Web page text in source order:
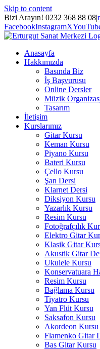
Skip to content
Bizi Arayın! 0232 368 88 08|
FacebookInstagramX
Anasayfa
Hakkımızda
Basında Biz
İş Başvurusu
Online Dersler
Müzik
Tasarım
İletişim
Kurslarımız
Gitar Kursu
Keman Kursu
Piyano Kursu
Bateri Kursu
Çello Kursu
Şan Dersi
Klarnet Dersi
Diksiyon Kursu
Yazarlık Kursu
Resim Kursu
Fotoğrafçılık
Elektro Gitar
Klasik Gitar
Akustik Gitar
Ukulele Kursu
Konservatuara
Resim Kursu
Bağlama Kursu
Tiyatro Kursu
Yan Flüt Kursu
Saksafon Kursu
Akordeon Kursu
Flamenko Gitar
Bas Gitar Kursu